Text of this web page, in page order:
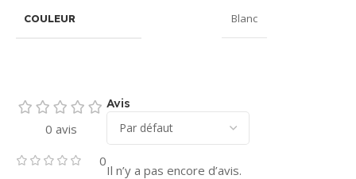
COULEUR Blanc
0 avis
0
Avis
Il n’y a pas encore d’avis.